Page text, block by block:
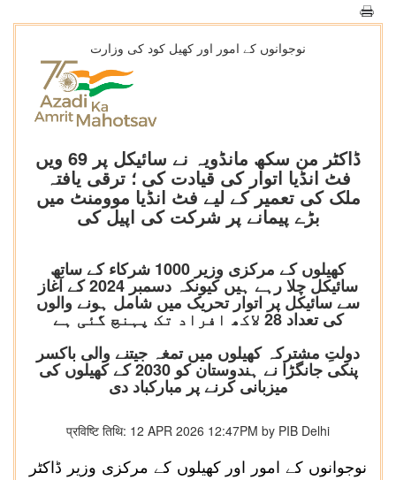
نوجوانوں کے امور اور کھیل کود کی وزارت
ڈاکٹر من سکھ مانڈویہ نے سائیکل پر 69 ویں
فٹ انڈیا اتوار کی قیادت کی ؛ ترقی یافتہ
ملک کی تعمیر کے لیے فٹ انڈیا موومنٹ میں
بڑے پیمانے پر شرکت کی اپیل کی
کھیلوں کے مرکزی وزیر 1000 شرکاء کے ساتھ
سائیکل چلا رہے ہیں کیونکہ دسمبر 2024 کے آغاز
سے سائیکل پر اتوار تحریک میں شامل ہونے والوں
کی تعداد 28 لاکھ افراد تک پہنچ گئی ہے
دولتِ مشترکہ کھیلوں میں تمغہ جیتنے والی باکسر
پنکی جانگڑا نے ہندوستان کو 2030 کے کھیلوں کی
میزبانی کرنے پر مبارکباد دی
प्रविष्टि तिथि: 12 APR 2026 12:47PM by PIB Delhi
نوجوانوں کے امور اور کھیلوں کے مرکزی وزیر ڈاکٹر